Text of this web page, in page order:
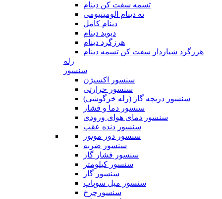
تسمه سفت کن دینام
ته دینام الومینیومی
دینام کامل
دیوید دینام
هرزگرد دینام
هرزگرد شیاردار سفت کن تسمه دینام
رله
سنسور
سنسور اکسیژن
سنسور حرارتی
سنسور دریچه گاز (رله خرگوشی)
سنسور دما و فشار
سنسور دمای هوای ورودی
سنسور دنده عقب
سنسور دور موتور
سنسور ضربه
سنسور فشار گاز
سنسور کیلومتر
سنسور گاز
سنسور میل سوپاپ
سنسورچرخ